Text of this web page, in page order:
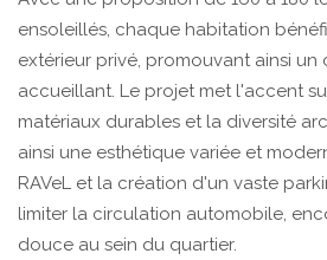
ensoleillés, chaque habitation
extérieur privé, promouvant ainsi
accueillant. Le projet met l'accent
matériaux durables et la diversité
ainsi une esthétique variée et
RAVeL et la création d'un vaste
limiter la circulation automobile,
douce au sein du quartier.